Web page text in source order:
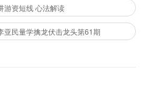
游资短线 心法解读
亚民量学擒龙伏击龙头第61期